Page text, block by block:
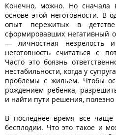
Конечно, можно. Но сначала
основе этой неготовности. В
опыт пережитых в
сформировавших негативный
— личностная незрелость
неготовность считаться с
Часто это боязнь
нестабильности, когда у
проблемы с жильем. Чтобы
рождением ребенка,
и найти пути решения, полезно
В последнее время все чаще
бесплодии. Что это такое и